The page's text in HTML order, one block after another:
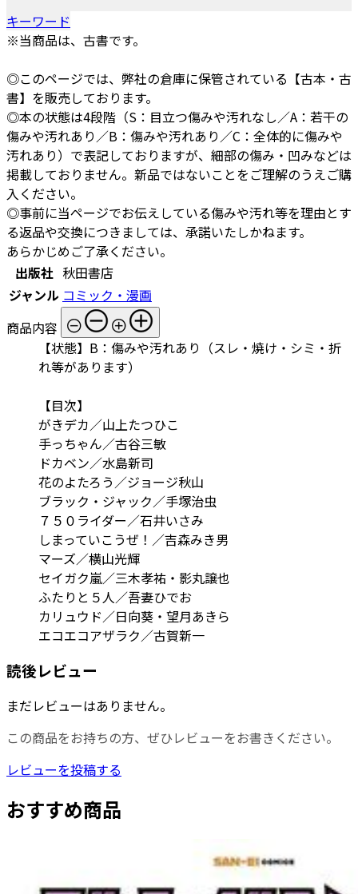
キーワード
※当商品は、古書です。
◎このページでは、弊社の倉庫に保管されている【古本・古
書】を販売しております。
◎本の状態は4段階（S：目立つ傷みや汚れなし／A：若干の
傷みや汚れあり／B：傷みや汚れあり／C：全体的に傷みや
汚れあり）で表記しておりますが、細部の傷み・凹みなどは
掲載しておりません。新品ではないことをご理解のうえご購
入ください。
◎事前に当ページでお伝えしている傷みや汚れ等を理由とす
る返品や交換につきましては、承諾いたしかねます。
あらかじめご了承ください。
出版社 秋田書店
ジャンル コミック・漫画
商品内容
【状態】B：傷みや汚れあり（スレ・焼け・シミ・折
れ等があります）
【目次】
がきデカ／山上たつひこ
手っちゃん／古谷三敏
ドカベン／水島新司
花のよたろう／ジョージ秋山
ブラック・ジャック／手塚治虫
７５０ライダー／石井いさみ
しまっていこうぜ！／吉森みき男
マーズ／横山光輝
セイガク嵐／三木孝祐・影丸譲也
ふたりと５人／吾妻ひでお
カリュウド／日向葵・望月あきら
エコエコアザラク／古賀新一
読後レビュー
まだレビューはありません。
この商品をお持ちの方、ぜひレビューをお書きください。
レビューを投稿する
おすすめ商品